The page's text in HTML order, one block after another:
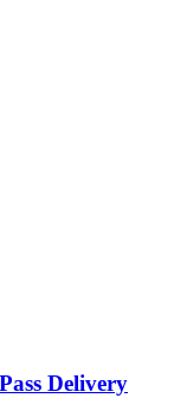
Delivery